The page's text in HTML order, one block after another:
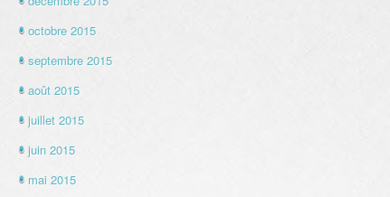
octobre 2015
septembre 2015
août 2015
juillet 2015
juin 2015
mai 2015